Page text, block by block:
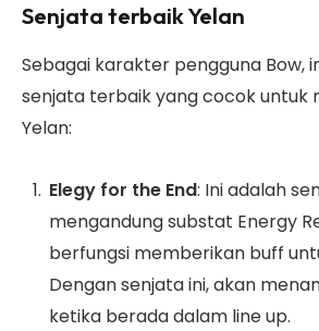
Senjata terbaik Yelan
Sebagai karakter pengguna Bow,
senjata terbaik yang cocok untuk
Yelan:
Elegy for the End: Ini adalah
mengandung substat Energy
berfungsi memberikan buff
Dengan senjata ini, akan
ketika berada dalam line up.